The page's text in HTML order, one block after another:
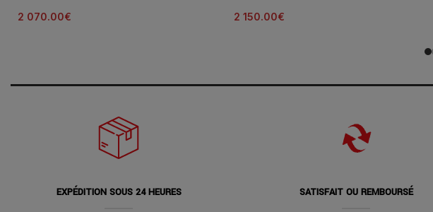
2 070.00€ 2 150.00€
EXPÉDITION SOUS 24 HEURES SATISFAIT OU REMBOURSÉ